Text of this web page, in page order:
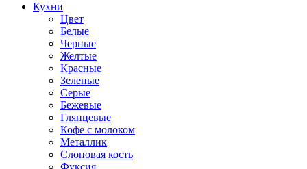
Кухни
Цвет
Белые
Черные
Желтые
Красные
Зеленые
Серые
Бежевые
Глянцевые
Кофе с молоком
Металлик
Слоновая кость
Фуксия